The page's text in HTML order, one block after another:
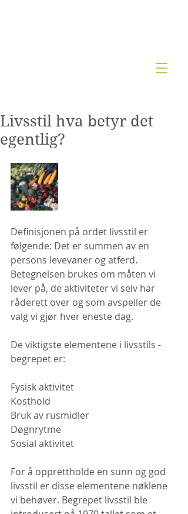
Livsstil hva betyr det
egentlig?
Definisjonen på ordet livsstil er
følgende: Det er summen av en
persons levevaner og atferd.
Betegnelsen brukes om måten vi
lever på, de aktiviteter vi selv har
råderett over og som avspeiler de
valg vi gjør hver eneste dag.
De viktigste elementene i livsstils -
begrepet er:
Fysisk aktivitet
Kosthold
Bruk av rusmidler
Døgnrytme
Sosial aktivitet
For å opprettholde en sunn og god
livsstil er disse elementene nøklene
vi behøver. Begrepet livsstil ble